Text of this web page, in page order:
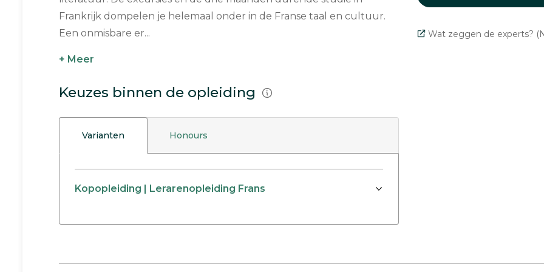
Frankrijk dompelen je helemaal onder in de Franse taal en cultuur.
Een onmisbare er...
+ Meer
Keuzes binnen de opleiding
Varianten Honours
Kopopleiding | Lerarenopleiding Frans
Wat zeggen de experts?